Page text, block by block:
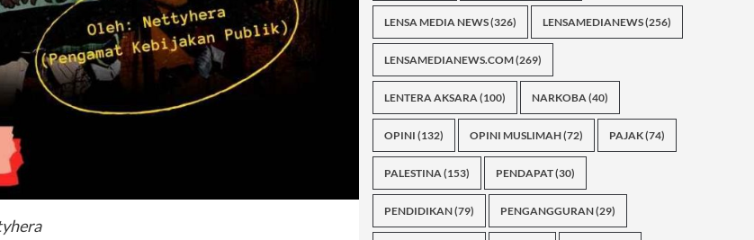
LENSA MEDIA NEWS(326) LENSAMEDIANEWS(256)
LENSAMEDIANEWS.COM(269)
LENTERA AKSARA(100) NARKOBA(40)
OPINI (132) OPINI MUSLIMAH(72) PAJAK(74)
PALESTINA(153) PENDAPAT(30)
PENDIDIKAN(79) PENGANGGURAN(29)